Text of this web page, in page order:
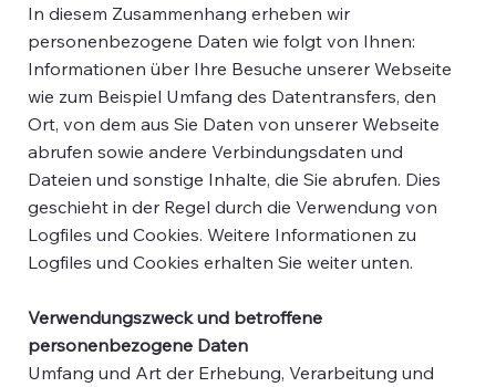
In diesem Zusammenhang erheben wir
personenbezogene Daten wie folgt von Ihnen:
Informationen über Ihre Besuche unserer Webseite
wie zum Beispiel Umfang des Datentransfers, den
Ort, von dem aus Sie Daten von unserer Webseite
abrufen sowie andere Verbindungsdaten und
Dateien und sonstige Inhalte, die Sie abrufen. Dies
geschieht in der Regel durch die Verwendung von
Logfiles und Cookies. Weitere Informationen zu
Logfiles und Cookies erhalten Sie weiter unten.
Verwendungszweck und betroffene
personenbezogene Daten
Umfang und Art der Erhebung, Verarbeitung und